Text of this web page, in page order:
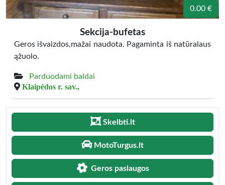
0.00 €
Sekcija-bufetas
Geros išvaizdos,mažai naudota. Pagaminta iš natūralaus
ąžuolo.
Parduodami baldai
Klaipėdos r. sav.,
Skelbti.lt
MotoTurgus.lt
Geros paslaugos